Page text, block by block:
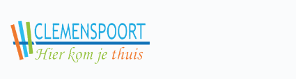
content